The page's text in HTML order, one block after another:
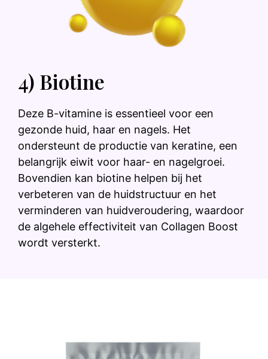
4) Biotine
Deze B-vitamine is essentieel voor een
gezonde huid, haar en nagels. Het
ondersteunt de productie van keratine, een
belangrijk eiwit voor haar- en nagelgroei.
Bovendien kan biotine helpen bij het
verbeteren van de huidstructuur en het
verminderen van huidveroudering, waardoor
de algehele effectiviteit van Collagen Boost
wordt versterkt.